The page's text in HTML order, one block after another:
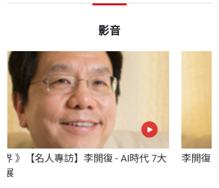
影音
- AI時代 7大 李開復：AI新世界。何謂 AI